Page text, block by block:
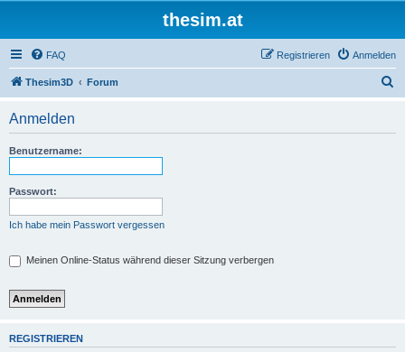
thesim.at
FAQ Anmelden
Registrieren
Thesim3D Forum
Anmelden
Benutzername:
Passwort:
Ich habe mein Passwort vergessen
Meinen Online-Status während dieser Sitzung verbergen
REGISTRIEREN